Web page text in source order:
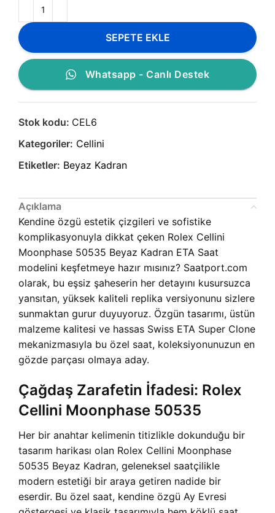
SEPETE EKLE
Whatsapp - Canlı Destek
Stok kodu: CEL6
Kategoriler: Cellini
Etiketler: Beyaz Kadran
Açıklama
Kendine özgü estetik çizgileri ve sofistike
komplikasyonuyla dikkat çeken Rolex Cellini
Moonphase 50535 Beyaz Kadran ETA Saat
modelini keşfetmeye hazır mısınız? Saatport.com
olarak, bu eşsiz şaheserin her detayını kusursuzca
yansıtan, yüksek kaliteli replika versiyonunu sizlere
sunmaktan gurur duyuyoruz. Özgün tasarımı, üstün
malzeme kalitesi ve hassas Swiss ETA Super Clone
mekanizmasıyla bu özel saat, koleksiyonunuzun en
gözde parçası olmaya aday.
Çağdaş Zarafetin İfadesi: Rolex
Cellini Moonphase 50535
Her bir anahtar kelimenin titizlikle dokunduğu bir
tasarım harikası olan Rolex Cellini Moonphase
50535 Beyaz Kadran, geleneksel saatçilikle
modern estetiği bir araya getiren nadide bir
eserdir. Bu özel saat, kendine özgü Ay Evresi